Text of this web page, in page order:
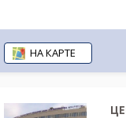
НА КАРТЕ